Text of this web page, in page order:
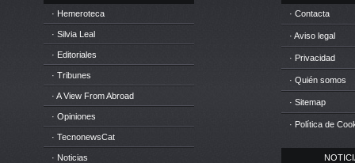
· Hemeroteca
· Silvia Leal
· Editoriales
· Tribunes
· A View From Abroad
· Opiniones
· TecnonewsCat
· Noticias
· Contacta
· Aviso legal
· Privacidad
· Quién somos
· Sitemap
· Política de